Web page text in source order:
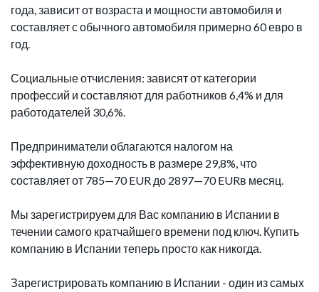
года, зависит от возраста и мощности автомобиля и
составляет с обычного автомобиля примерно 60 евро в
год.
Социальные отчисления: зависят от категории
профессий и составляют для работников 6,4% и для
работодателей 30,6%.
Предприниматели облагаются налогом на
эффективную доходность в размере 29,8%, что
составляет от 785—70 EUR до 2897—70 EURв месяц.
Мы зарегистрируем для Вас компанию в Испании в
течении самого кратчайшего времени под ключ. Купить
компанию в Испании теперь просто как никогда.
Зарегистрировать компанию в Испании - один из самых